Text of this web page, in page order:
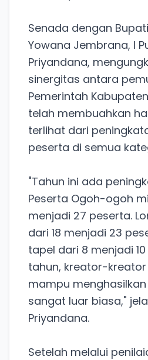
Senada dengan
Yowana Jembrana, I
Priyandana,
sinergitas antara
Pemerintah
telah membuahkan
terlihat dari
peserta di semua
"Tahun ini ada
Peserta Ogoh-ogoh
menjadi 27 peserta.
dari 18 menjadi 23
tapel dari 8 menjadi
tahun, kreator-
mampu
sangat luar biasa,"
Priyandana.
Setelah melalui